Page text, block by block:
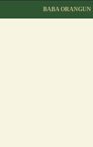
BABA ORANGUN